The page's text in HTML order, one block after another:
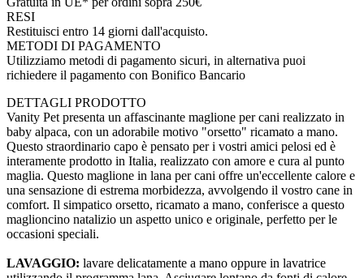
RESI
Restituisci entro 14 giorni dall'acquisto.
METODI DI PAGAMENTO
Utilizziamo metodi di pagamento sicuri, in alternativa puoi
richiedere il pagamento con Bonifico Bancario
DETTAGLI PRODOTTO
Vanity Pet presenta un affascinante maglione per cani realizzato in
baby alpaca, con un adorabile motivo "orsetto" ricamato a mano.
Questo straordinario capo è pensato per i vostri amici pelosi ed è
interamente prodotto in Italia, realizzato con amore e cura al punto
maglia. Questo maglione in lana per cani offre un'eccellente calore e
una sensazione di estrema morbidezza, avvolgendo il vostro cane in
comfort. Il simpatico orsetto, ricamato a mano, conferisce a questo
maglioncino natalizio un aspetto unico e originale, perfetto per le
occasioni speciali.
LAVAGGIO: lavare delicatamente a mano oppure in lavatrice